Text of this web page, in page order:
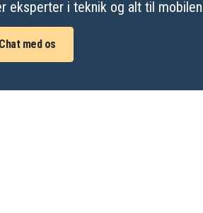
eksperter i teknik og alt til
Chat med os